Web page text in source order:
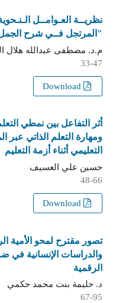
نظريــة العـوامــل
"المرتجل فــي شرح
م.د. مصطفى عبدالله هلال
33-47
أثر التفاعل بين نمطي
ومهارة التعلم الذاتي عبر
التعليمي أثناء أزمة التعليم
حسين علي العسيف
48-66
Download
تصور مقترح لمحو الأمية
والدراسات الإنسانية في
الرقمية
د. حليمة بنت محمد حكمي
67-95